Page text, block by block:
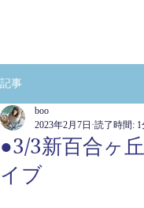
記事
●3/3新百合ヶ
イブ
boo
2023年2月7日 読了時間: 1